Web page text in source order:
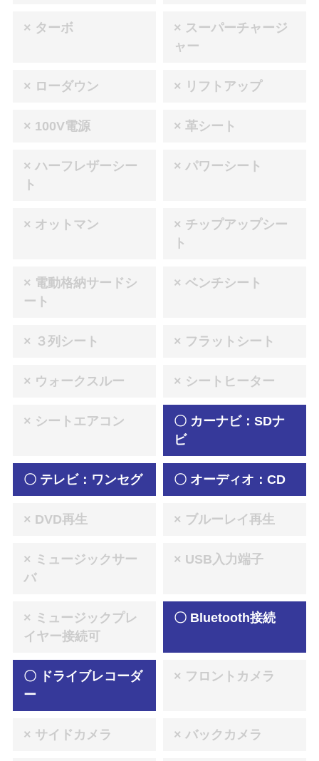
× ターボ
× スーパーチャージ
ャー
× ローダウン × リフトアップ
× 100V電源 × 革シート
× ハーフレザーシー
ト
× パワーシート
× オットマン
× チップアップシー
ト
× 電動格納サードシ
ート
× ベンチシート
× ３列シート × フラットシート
× ウォークスルー × シートヒーター
× シートエアコン
〇 カーナビ：SDナ
ビ
〇 テレビ：ワンセグ 〇 オーディオ：CD
× DVD再生 × ブルーレイ再生
× ミュージックサー
バ
× USB入力端子
× ミュージックプレ
イヤー接続可
〇 Bluetooth接続
〇 ドライブレコーダ
ー
× フロントカメラ
× サイドカメラ × バックカメラ